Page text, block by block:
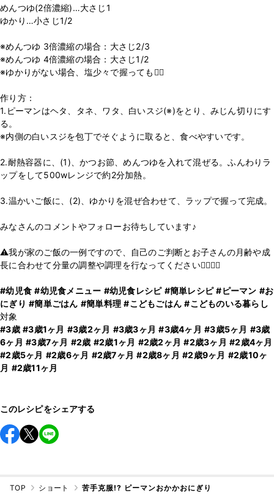
めんつゆ(2倍濃縮)…大さじ1
ゆかり…小さじ1/2
※めんつゆ 3倍濃縮の場合：大さじ2/3
※めんつゆ 4倍濃縮の場合：大さじ1/2
※ゆかりがない場合、塩少々で握っても🙆‍♂️
作り方：
1.ピーマンはヘタ、タネ、ワタ、白いスジ(※)をとり、みじん切りにす
る。
※内側の白いスジを包丁でそぐように取ると、食べやすいです。
2.耐熱容器に、(1)、かつお節、めんつゆを入れて混ぜる。ふんわりラ
ップをして500wレンジで約2分加熱。
3.温かいご飯に、(2)、ゆかりを混ぜ合わせて、ラップで握って完成。
みなさんのコメントやフォローお待ちしています♪
⚠️我が家のご飯の一例ですので、自己のご判断とお子さんの月齢や成
長に合わせて分量の調整や調理を行なってください🙇‍♂️🙇‍♀️
#幼児食 #幼児食メニュー #幼児食レシピ #簡単レシピ #ピーマン #お
にぎり #簡単ごはん #簡単料理 #こどもごはん #こどものいる暮らし
#3歳 #3歳1ヶ月 #3歳2ヶ月 #3歳3ヶ月 #3歳4ヶ月 #3歳5ヶ月 #3歳
6ヶ月 #3歳7ヶ月 #2歳 #2歳1ヶ月 #2歳2ヶ月 #2歳3ヶ月 #2歳4ヶ月
#2歳5ヶ月 #2歳6ヶ月 #2歳7ヶ月 #2歳8ヶ月 #2歳9ヶ月 #2歳10ヶ
月 #2歳11ヶ月
このレシピをシェアする
TOP ショート 苦手克服!? ピーマンおかかおにぎり